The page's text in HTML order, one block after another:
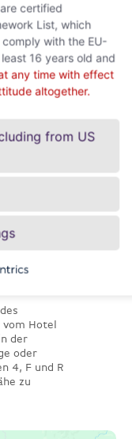
vom Hotel
der
oder
4, F und R
zu
certified
List, which
with the EU-
16 years old and
any time with effect
altogether.
from US